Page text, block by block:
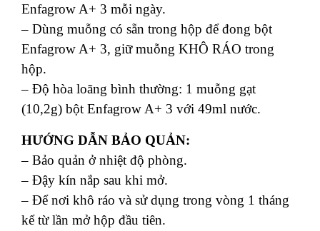
Enfagrow A+ 3 mỗi ngày.
– Dùng muỗng có sẵn trong hộp để đong bột
Enfagrow A+ 3, giữ muỗng KHÔ RÁO trong
hộp.
– Độ hòa loãng bình thường: 1 muỗng gạt
(10,2g) bột Enfagrow A+ 3 với 49ml nước.
HƯỚNG DẪN BẢO QUẢN:
– Bảo quản ở nhiệt độ phòng.
– Đậy kín nắp sau khi mở.
– Để nơi khô ráo và sử dụng trong vòng 1 tháng
kể từ lần mở hộp đầu tiên.